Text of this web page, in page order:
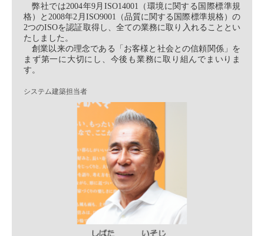
弊社では2004年9月ISO14001（環境に関する国際標準規
格）と2008年2月ISO9001（品質に関する国際標準規格）の
2つのISOを認証取得し、全ての業務に取り入れることとい
たしました。
創業以来の理念である「お客様と社会との信頼関係」を
まず第一に大切にし、今後も業務に取り組んでまいりま
す。
システム建築担当者